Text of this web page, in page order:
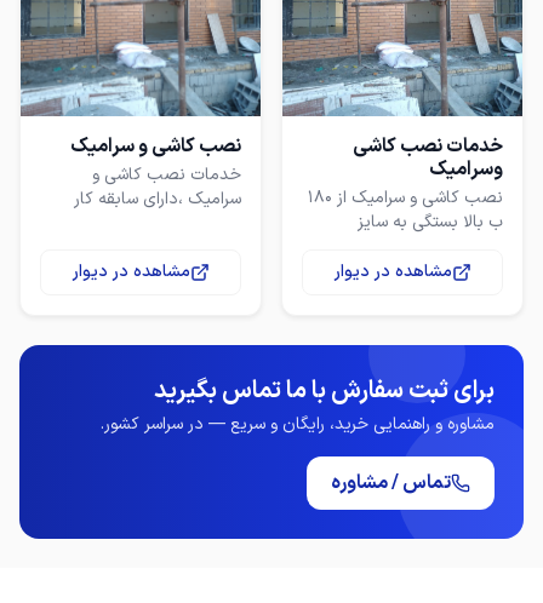
خدمات نصب کاشی
وسرامیک
نصب کاشی و سرامیک از ۱۸۰
ب بالا بستگی به سایز
و ضمانت هم میدم
مشاهده در دیوار
نصب کاشی و سرامیک
خدمات نصب کاشی و
سرامیک ،دارای سابقه کار
مشاهده در دیوار
برای ثبت سفارش با ما تماس بگیرید
مشاوره و راهنمایی خرید، رایگان و سریع — در سراسر کشور.
تماس / مشاوره